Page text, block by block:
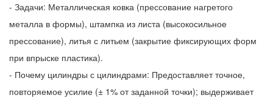
- Задачи: Металлическая ковка (прессование нагретого
металла в формы), штампка из листа (высокосильное
прессование), литья с литьем (закрытие фиксирующих форм
при впрыске пластика).
- Почему цилиндры с цилиндрами: Предоставляет точное,
повторяемое усилие (± 1% от заданной точки); выдерживает